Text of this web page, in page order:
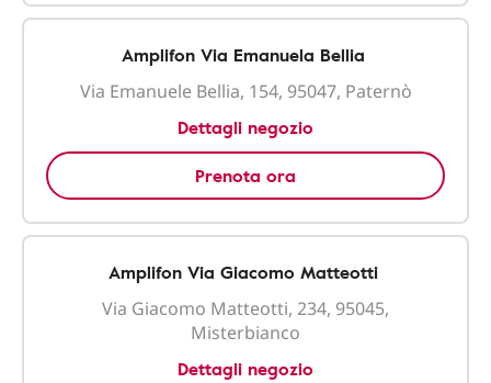
Amplifon Via Emanuela Bellia
Via Emanuele Bellia, 154, 95047, Paternò
Dettagli negozio
Prenota ora
Amplifon Via Giacomo Matteotti
Via Giacomo Matteotti, 234, 95045,
Misterbianco
Dettagli negozio